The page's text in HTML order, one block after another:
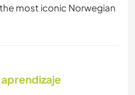
most iconic Norwegian